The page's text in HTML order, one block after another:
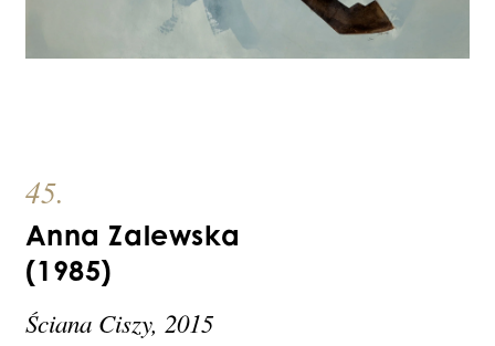
45.
Anna Zalewska
(1985)
Ściana Ciszy, 2015